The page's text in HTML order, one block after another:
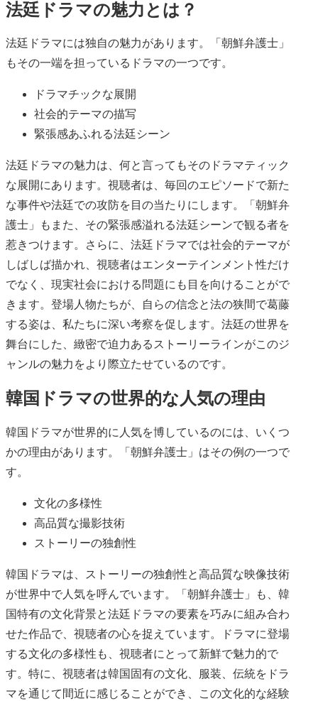
法廷ドラマの魅力とは？
法廷ドラマには独自の魅力があります。「朝鮮弁護士」
もその一端を担っているドラマの一つです。
ドラマチックな展開
社会的テーマの描写
緊張感あふれる法廷シーン
法廷ドラマの魅力は、何と言ってもそのドラマティック
な展開にあります。視聴者は、毎回のエピソードで新た
な事件や法廷での攻防を目の当たりにします。「朝鮮弁
護士」もまた、その緊張感溢れる法廷シーンで観る者を
惹きつけます。さらに、法廷ドラマでは社会的テーマが
しばしば描かれ、視聴者はエンターテインメント性だけ
でなく、現実社会における問題にも目を向けることがで
きます。登場人物たちが、自らの信念と法の狭間で葛藤
する姿は、私たちに深い考察を促します。法廷の世界を
舞台にした、緻密で迫力あるストーリーラインがこのジ
ャンルの魅力をより際立たせているのです。
韓国ドラマの世界的な人気の理由
韓国ドラマが世界的に人気を博しているのには、いくつ
かの理由があります。「朝鮮弁護士」はその例の一つで
す。
文化の多様性
高品質な撮影技術
ストーリーの独創性
韓国ドラマは、ストーリーの独創性と高品質な映像技術
が世界中で人気を呼んでいます。「朝鮮弁護士」も、韓
国特有の文化背景と法廷ドラマの要素を巧みに組み合わ
せた作品で、視聴者の心を捉えています。ドラマに登場
する文化の多様性も、視聴者にとって新鮮で魅力的で
す。特に、視聴者は韓国固有の文化、服装、伝統をドラ
マを通じて間近に感じることができ、この文化的な経験